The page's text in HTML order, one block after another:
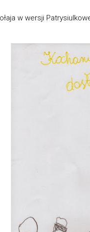
w wersji